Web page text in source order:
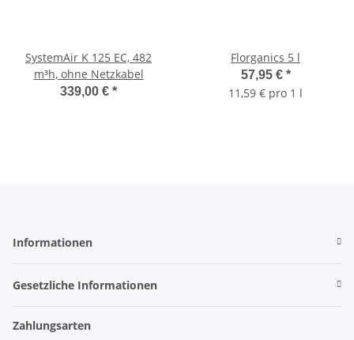
SystemAir K 125 EC, 482
m³h, ohne Netzkabel
339,00 € *
Florganics 5 l
57,95 € *
11,59 € pro 1 l
Informationen
Gesetzliche Informationen
Zahlungsarten